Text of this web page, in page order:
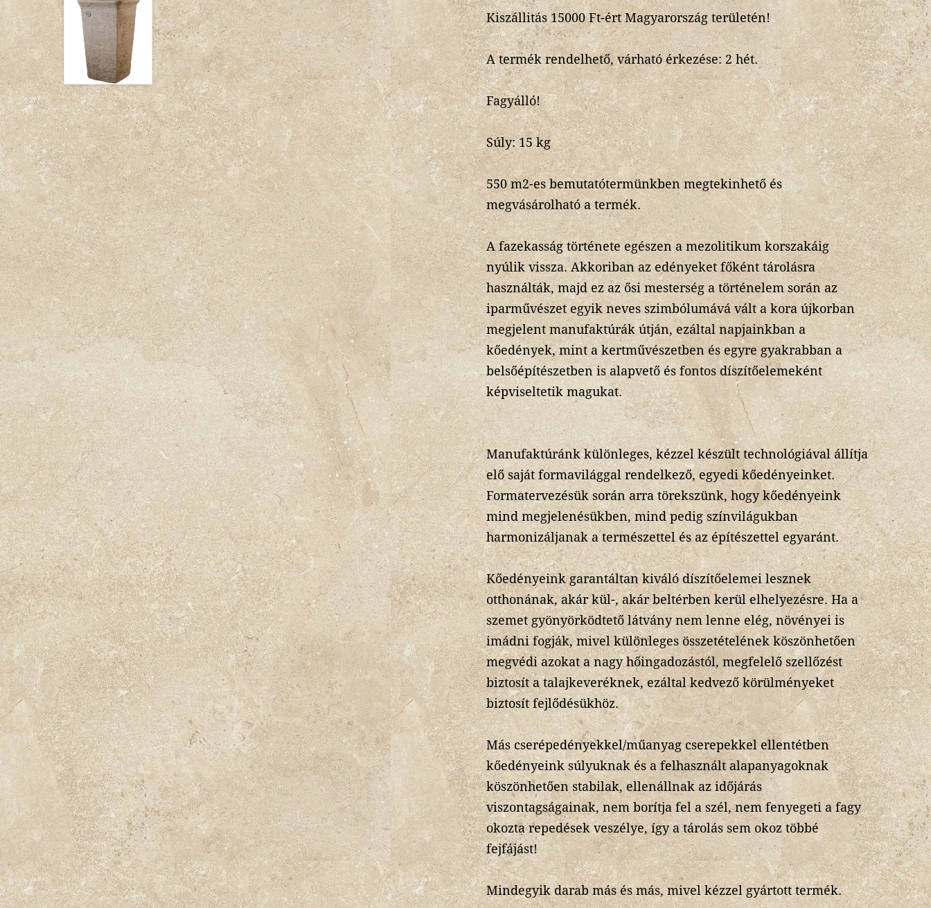
Kiszállitás 15000 Ft-ért Magyarország területén!
A termék rendelhető, várható érkezése: 2 hét.
Fagyálló!
Súly: 15 kg
550 m2-es bemutatótermünkben megtekinhető és
megvásárolható a termék.
A fazekasság története egészen a mezolitikum korszakáig
nyúlik vissza. Akkoriban az edényeket főként tárolásra
használták, majd ez az ősi mesterség a történelem során az
iparművészet egyik neves szimbólumává vált a kora újkorban
megjelent manufaktúrák útján, ezáltal napjainkban a
kőedények, mint a kertművészetben és egyre gyakrabban a
belsőépítészetben is alapvető és fontos díszítőelemeként
képviseltetik magukat.
Manufaktúránk különleges, kézzel készült technológiával állítja
elő saját formavilággal rendelkező, egyedi kőedényeinket.
Formatervezésük során arra törekszünk, hogy kőedényeink
mind megjelenésükben, mind pedig színvilágukban
harmonizáljanak a természettel és az építészettel egyaránt.
Kőedényeink garantáltan kiváló díszítőelemei lesznek
otthonának, akár kül-, akár beltérben kerül elhelyezésre. Ha a
szemet gyönyörködtető látvány nem lenne elég, növényei is
imádni fogják, mivel különleges összetételének köszönhetően
megvédi azokat a nagy hőingadozástól, megfelelő szellőzést
biztosít a talajkeveréknek, ezáltal kedvező körülményeket
biztosít fejlődésükhöz.
Más cserépedényekkel/műanyag cserepekkel ellentétben
kőedényeink súlyuknak és a felhasznált alapanyagoknak
köszönhetően stabilak, ellenállnak az időjárás
viszontagságainak, nem borítja fel a szél, nem fenyegeti a fagy
okozta repedések veszélye, így a tárolás sem okoz többé
fejfájást!
Mindegyik darab más és más, mivel kézzel gyártott termék.